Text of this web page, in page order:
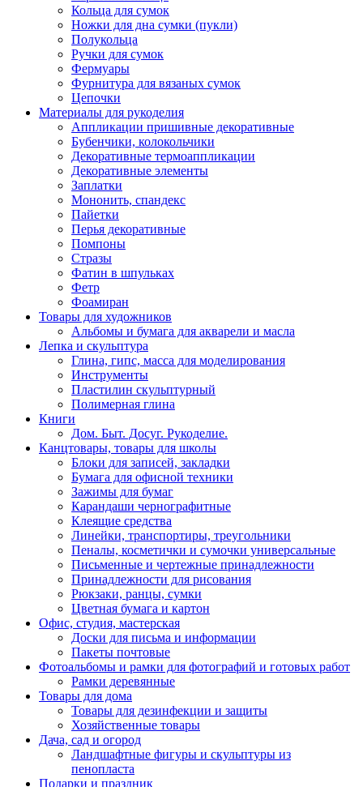
Кольца для сумок
Ножки для дна сумки (пукли)
Полукольца
Ручки для сумок
Фермуары
Фурнитура для вязаных сумок
Цепочки
Материалы для рукоделия
Аппликации пришивные декоративные
Бубенчики, колокольчики
Декоративные термоаппликации
Декоративные элементы
Заплатки
Мононить, спандекс
Пайетки
Перья декоративные
Помпоны
Стразы
Фатин в шпульках
Фетр
Фоамиран
Товары для художников
Альбомы и бумага для акварели и масла
Лепка и скульптура
Глина, гипс, масса для моделирования
Инструменты
Пластилин скульптурный
Полимерная глина
Книги
Дом. Быт. Досуг. Рукоделие.
Канцтовары, товары для школы
Блоки для записей, закладки
Бумага для офисной техники
Зажимы для бумаг
Карандаши чернографитные
Клеящие средства
Линейки, транспортиры, треугольники
Пеналы, косметички и сумочки универсальные
Письменные и чертежные принадлежности
Принадлежности для рисования
Рюкзаки, ранцы, сумки
Цветная бумага и картон
Офис, студия, мастерская
Доски для письма и информации
Пакеты почтовые
Фотоальбомы и рамки для фотографий и готовых работ
Рамки деревянные
Товары для дома
Товары для дезинфекции и защиты
Хозяйственные товары
Дача, сад и огород
Ландшафтные фигуры и скульптуры из
пенопласта
Подарки и праздник